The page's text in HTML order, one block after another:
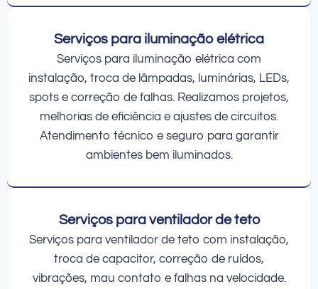
Serviços para iluminação elétrica
Serviços para iluminação elétrica com
instalação, troca de lâmpadas, luminárias, LEDs,
spots e correção de falhas. Realizamos projetos,
melhorias de eficiência e ajustes de circuitos.
Atendimento técnico e seguro para garantir
ambientes bem iluminados.
Serviços para ventilador de teto
Serviços para ventilador de teto com instalação,
troca de capacitor, correção de ruídos,
vibrações, mau contato e falhas na velocidade.